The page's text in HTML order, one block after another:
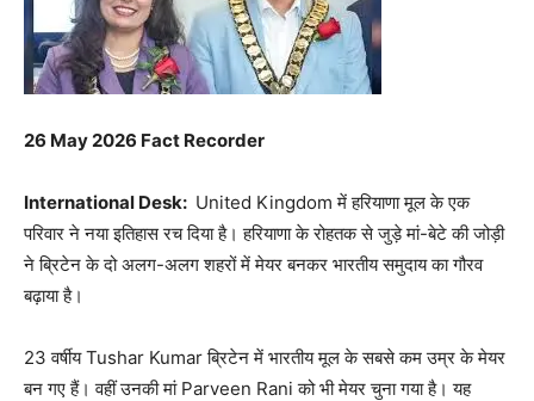
26 May 2026 Fact Recorder
International Desk: United Kingdom में हरियाणा मूल के एक
परिवार ने नया इतिहास रच दिया है। हरियाणा के रोहतक से जुड़े मां-बेटे की जोड़ी
ने ब्रिटेन के दो अलग-अलग शहरों में मेयर बनकर भारतीय समुदाय का गौरव
बढ़ाया है।
23 वर्षीयTushar Kumarब्रिटेन में भारतीय मूल के सबसे कम उम्र के मेयर
बन गए हैं। वहीं उनकी मां Parveen Rani को भी मेयर चुना गया है। यह